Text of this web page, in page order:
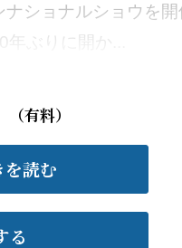
ショナルショウを開
ぶりに開か...
有料）
読む
る